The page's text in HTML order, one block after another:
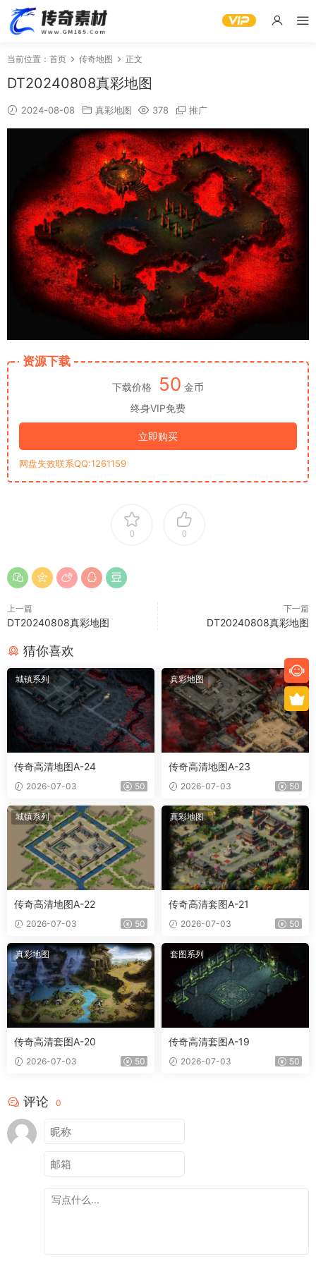
当前位置： 首页 传奇地图 正文
DT20240808真彩地图
2024-08-08 真彩地图 378 推广
资源下载
下载价格 50 金币
终身VIP免费
立即购买
网盘失效联系QQ:1261159
0 0
上一篇
DT20240808真彩地图
下一篇
DT20240808真彩地图
猜你喜欢
城镇系列
传奇高清地图A-24
2026-07-03 50
真彩地图
传奇高清地图A-23
2026-07-03 50
城镇系列
传奇高清地图A-22
2026-07-03 50
真彩地图
传奇高清套图A-21
2026-07-03 50
真彩地图
传奇高清套图A-20
2026-07-03 50
套图系列
传奇高清套图A-19
2026-07-03 50
评论 0